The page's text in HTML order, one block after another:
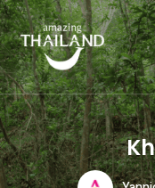
AMAZING
Officiële website van de